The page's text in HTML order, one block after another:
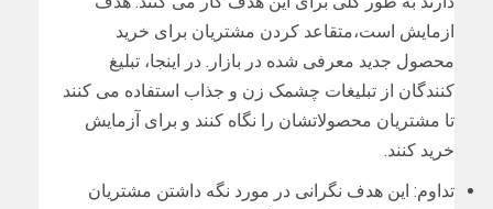
ازمایش است،متقاعد کردن مشتریان برای خرید
محصول جدید معرفی شده در بازار. در اینجا، تبلیغ
کنندگان از تبلیغات چشمک زن و جذاب استفاده می کنند
تا مشتریان محصولاتشان را نگاه کنند و برای آزمایش
خرید کنند.
تداوم: این هدف نگرانی در مورد نگه داشتن مشتریان